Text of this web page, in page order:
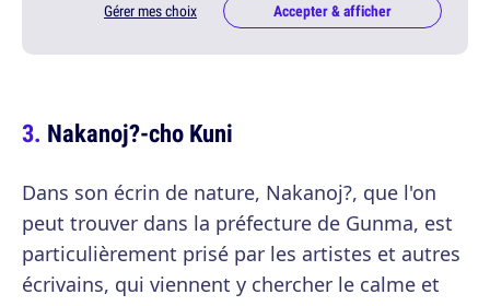
Gérer mes choix Accepter & afficher
Nakanoj?-cho Kuni
Dans son écrin de nature, Nakanoj?, que l'on
peut trouver dans la préfecture de Gunma, est
particulièrement prisé par les artistes et autres
écrivains, qui viennent y chercher le calme et